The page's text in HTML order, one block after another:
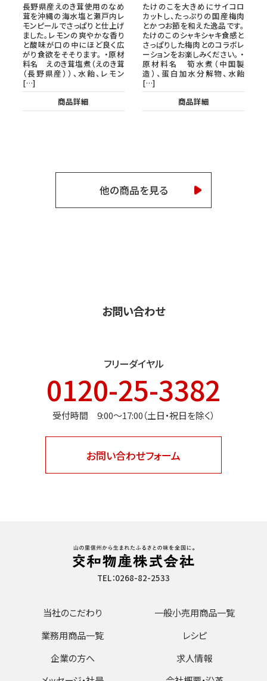
長野県産えのき茸使用のなめ
茸を沖縄の海水塩と瀬戸内レ
モンピールでさっぱりと仕上げ
ました。レモンの爽やかな香り
と酸味が口の中にほど良く広
がり食欲をそそります。 ・原材
料名 えのき茸塩煮（えのき茸
（長野県産））、水飴、レモン
[…]
商品詳細
たけのこを大きめにサイコロ
カットし、たっぷりの国産梅肉
とかつお節を和えた逸品です。
たけのこのシャキシャキ食感と
さっぱりした梅肉とのコラボレ
ーションをお楽しみください。 ・
原材料名 筍水煮（中国製
造）、蛋白加水分解物、水飴
[…]
商品詳細
他の商品を見る
お問い合わせ
フリーダイヤル
0120-25-3382
受付時間 9:00〜17:00（土日・祝日を除く）
お問い合わせフォーム
TEL：0268-82-2533
当社のこだわり
一般小売用商品一覧
業務用商品一覧
レシピ
企業の方へ
求人情報